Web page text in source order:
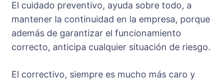
El cuidado preventivo, ayuda sobre todo, a
mantener la continuidad en la empresa, porque
además de garantizar el funcionamiento
correcto, anticipa cualquier situación de riesgo.
El correctivo, siempre es mucho más caro y